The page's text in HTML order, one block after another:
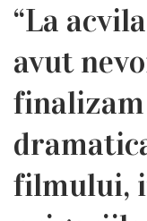
“La
avut
filmului,